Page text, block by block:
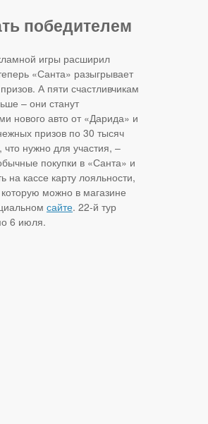
победителем
игры расширил
«Санта» разыгрывает
А пяти счастливчикам
– они станут
нового авто от «Дарида» и
призов по 30 тысяч
что нужно для участия, –
покупки в «Санта» и
на кассе карту лояльности,
можно в магазине
сайте. 22-й тур
6 июля.